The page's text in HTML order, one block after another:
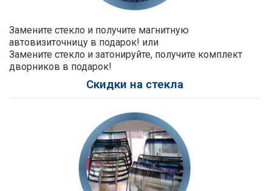
Замените стекло и получите магнитную
автовизиточницу в подарок! или
Замените стекло и затонируйте, получите комплект
дворников в подарок!
Скидки на стекла